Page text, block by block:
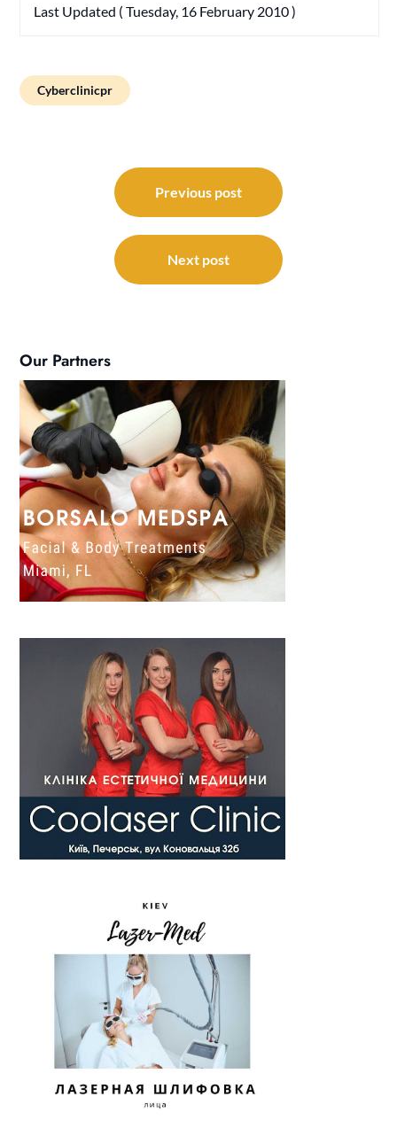
Last Updated ( Tuesday, 16 February 2010 )
Cyberclinicpr
navigation
Previous post
Next post
Our Partners